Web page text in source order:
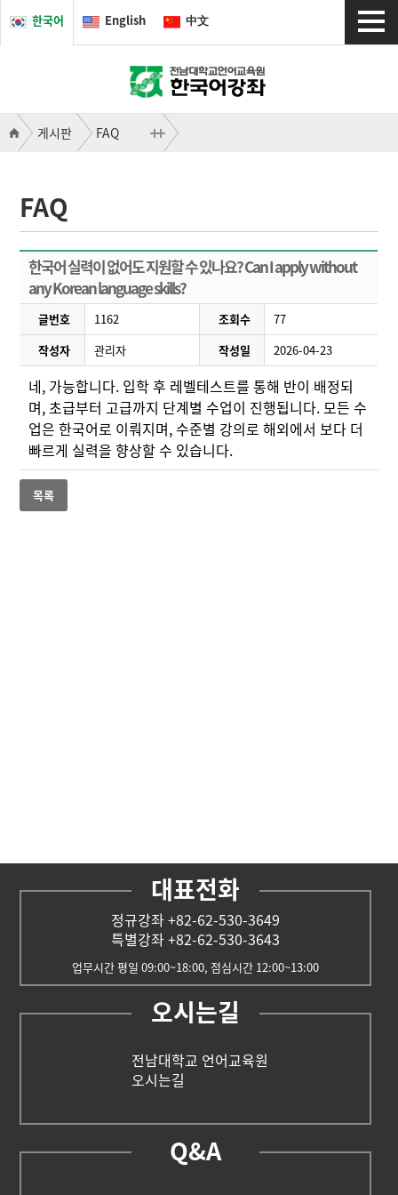
한국어 English 中文
게시판 FAQ
FAQ
한국어 실력이 없어도 지원할 수 있나요? Can I apply without
any Korean language skills?
글번호 1162 조회수
77
작성자
관리자 작성일 2026-04-23
네, 가능합니다. 입학 후 레벨테스트를 통해 반이 배정되
며, 초급부터 고급까지 단계별 수업이 진행됩니다. 모든 수
업은 한국어로 이뤄지며, 수준별 강의로 해외에서 보다 더
빠르게 실력을 향상할 수 있습니다.
목록
대표전화
정규강좌 +82-62-530-3649
특별강좌 +82-62-530-3643
업무시간 평일 09:00~18:00, 점심시간 12:00~13:00
오시는길
전남대학교 언어교육원
오시는길
Q&A